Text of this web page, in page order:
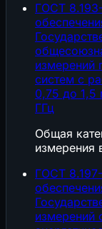
ГОСТ
измерений
систем с
0,75 до 1,5
ГГц
Общая
измерения
ГОСТ
измерений